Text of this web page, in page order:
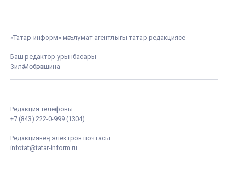
«Татар-информ» мәгълүмат агентлыгы татар редакциясе
Баш редактор урынбасары
Зилә Мөбәрәкшина
Редакция телефоны
+7 (843) 222-0-999 (1304)
Редакциянең электрон почтасы
infotat@tatar-inform.ru